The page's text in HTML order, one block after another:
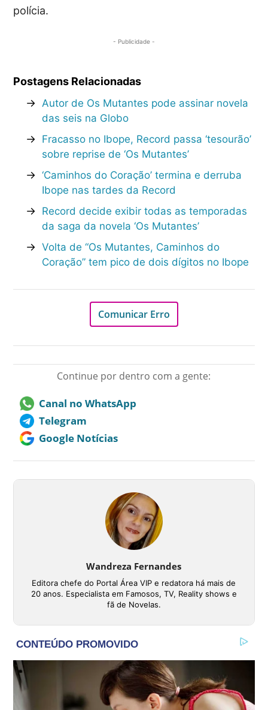
polícia.
- Publicidade -
Postagens Relacionadas
→ Autor de Os Mutantes pode assinar novela
das seis na Globo
→ Fracasso no Ibope, Record passa ‘tesourão’
sobre reprise de ‘Os Mutantes’
→ ‘Caminhos do Coração’ termina e derruba
Ibope nas tardes da Record
→ Record decide exibir todas as temporadas
da saga da novela ‘Os Mutantes’
→ Volta de “Os Mutantes, Caminhos do
Coração” tem pico de dois dígitos no Ibope
Comunicar Erro
Continue por dentro com a gente:
Canal no WhatsApp
Telegram
Google Notícias
Wandreza Fernandes
Editora chefe do Portal Área VIP e redatora há mais de
20 anos. Especialista em Famosos, TV, Reality shows e
fã de Novelas.